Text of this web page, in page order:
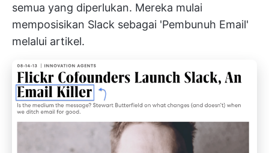
semua yang diperlukan. Mereka mulai
memposisikan Slack sebagai 'Pembunuh Email'
melalui artikel.